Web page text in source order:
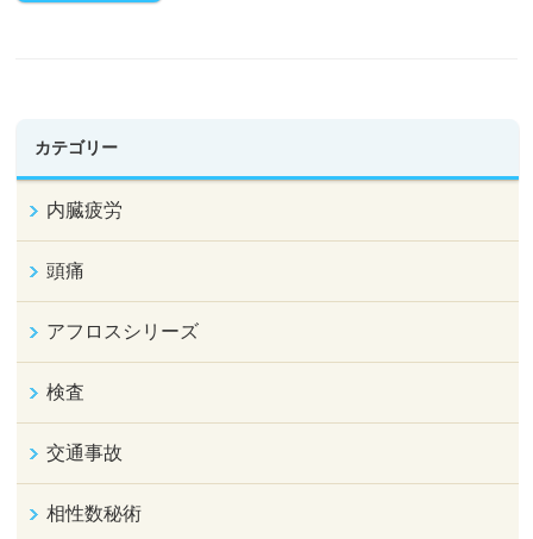
カテゴリー
内臓疲労
頭痛
アフロスシリーズ
検査
交通事故
相性数秘術